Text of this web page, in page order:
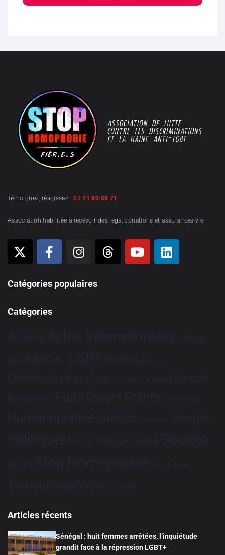
Témoignez, réagissez :07 71 80 08 71
Association habilitée à recevoir des legs, donations et assurances-vie
Catégories populaires
Catégories
Actions Actus Internationales Afrique
Asie Assos. LGBT Bioéthique Brève
Communiqués Culture Dialogues France-Brésil Europe
Evénements Faits Divers France Hommage
HumanophobieJustice Partenariat People
Politiques Projets Religion Santé Société
Sport Stop Homophobie Tech Tribune
TémoignageVidéo Études
Articles récents
Sénégal : huit femmes arrêtées, l’inquiétude
grandit face à la répression LGBT+